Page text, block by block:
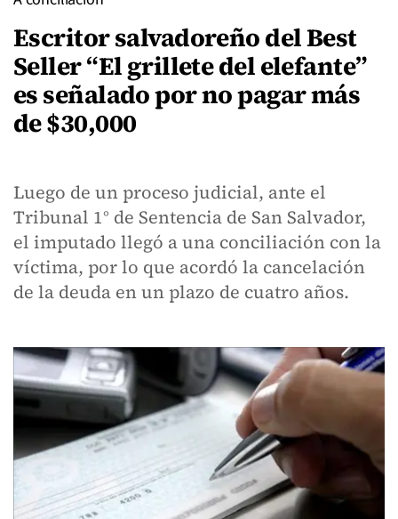
Escritor salvadoreño del Best
Seller “El grillete del elefante”
es señalado por no pagar más
de $30,000
Luego de un proceso judicial, ante el
Tribunal 1° de Sentencia de San Salvador,
el imputado llegó a una conciliación con la
víctima, por lo que acordó la cancelación
de la deuda en un plazo de cuatro años.